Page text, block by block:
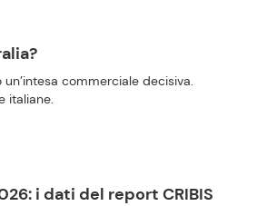
commerciale decisiva.
italiane.
i dati del report CRIBIS